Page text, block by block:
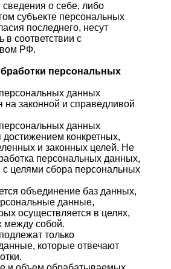
о себе, либо
субъекте персональных
последнего, несут
в соответствии с
РФ.
персональных
данных
на законной и справедливой
данных
достижением конкретных,
и законных целей. Не
персональных данных,
целями сбора персональных
объединение баз данных,
данные,
осуществляется в целях,
между собой.
только
которые отвечают